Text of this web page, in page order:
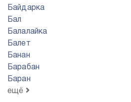
Байдарка
Бал
Балалайка
Балет
Банан
Барабан
Баран
ещё